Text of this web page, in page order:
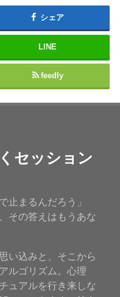
シェア
LINE
feedly
セッション
止まるんだろう」
その答えはもうあな
い込みと、そこから
ルゴリズム。心理
ュアルを行き来しな